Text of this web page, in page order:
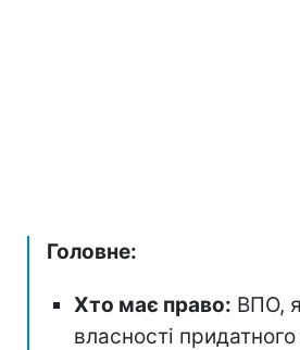
Головне:
Хто має право: ВПО,
власності